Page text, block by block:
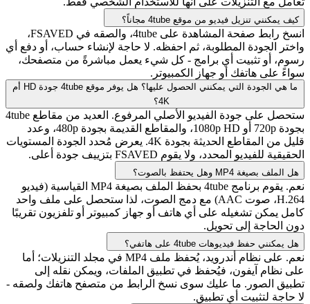
كيف يمكنني تنزيل فيديو من موقع 4tube مجاناً؟
انسخ رابط صفحة المشاهدة على 4tube، والصقه في FSAVED،
واختر الجودة المطلوبة، ثم احفظه. لا حاجة لإنشاء حساب، أو دفع أي
رسوم، أو تثبيت أي برامج - كل شيء يعمل مباشرةً من متصفحك،
سواءً على هاتفك أو جهاز الكمبيوتر.
ما هي الجودة التي يمكنني الحصول عليها؟ هل يوفر موقع 4tube جودة HD أم
4K؟
ستحصل على جودة الفيديو الأصلي المرفوع. العديد من مقاطع 4tube
بجودة 720p أو 1080p HD، والمقاطع القديمة بجودة 480p، وعدد
قليل من المقاطع الحديثة بجودة 4K. يعرض مُحدد الجودة المستويات
الحقيقية للفيديو المحدد، ولا يقوم FSAVED بتزييف جودة أعلى.
هل الملف بصيغة MP4 وهل يحتفظ بالصوت؟
نعم. يقوم برنامج 4tube بحفظ الملف بصيغة MP4 القياسية (فيديو
H.264، صوت AAC) مع دمج الصوت، لذا ستحصل على ملف واحد
كامل يمكن تشغيله على أي هاتف أو جهاز كمبيوتر أو تلفزيون تقريبًا
دون الحاجة إلى تحويل.
هل يمكنني حفظ فيديوهات 4tube على هاتفي؟
نعم. على نظام أندرويد، يُحفظ ملف MP4 في مجلد التنزيلات؛ أما
على نظام آيفون، فيُحفظ في تطبيق الملفات، ويمكن نقله إلى
تطبيق الصور. ما عليك سوى نسخ الرابط من متصفح هاتفك ولصقه -
لا حاجة لتثبيت أي تطبيق.